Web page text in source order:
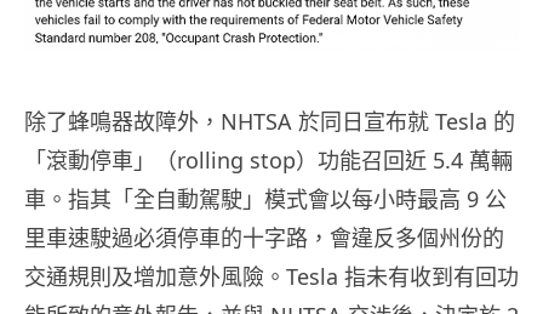
除了蜂鳴器故障外，NHTSA 於同日宣布就 Tesla 的
「滾動停車」（rolling stop）功能召回近 5.4 萬輛
車。指其「全自動駕駛」模式會以每小時最高 9 公
里車速駛過必須停車的十字路，會違反多個州份的
交通規則及增加意外風險。Tesla 指未有收到有回功